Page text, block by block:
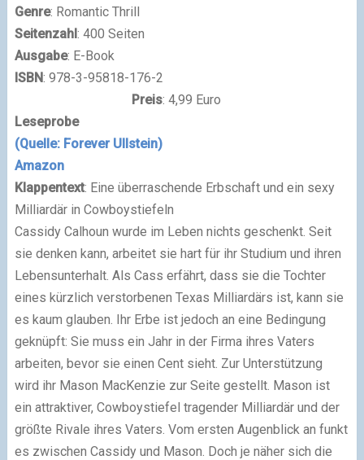
Genre: Romantic Thrill
Seitenzahl: 400 Seiten
Ausgabe: E-Book
ISBN: 978-3-95818-176-2
Preis: 4,99 Euro
Leseprobe
(Quelle: Forever Ullstein)
Amazon
Klappentext: Eine überraschende Erbschaft und ein sexy
Milliardär in Cowboystiefeln
Cassidy Calhoun wurde im Leben nichts geschenkt. Seit
sie denken kann, arbeitet sie hart für ihr Studium und ihren
Lebensunterhalt. Als Cass erfährt, dass sie die Tochter
eines kürzlich verstorbenen Texas Milliardärs ist, kann sie
es kaum glauben. Ihr Erbe ist jedoch an eine Bedingung
geknüpft: Sie muss ein Jahr in der Firma ihres Vaters
arbeiten, bevor sie einen Cent sieht. Zur Unterstützung
wird ihr Mason MacKenzie zur Seite gestellt. Mason ist
ein attraktiver, Cowboystiefel tragender Milliardär und der
größte Rivale ihres Vaters. Vom ersten Augenblick an funkt
es zwischen Cassidy und Mason. Doch je näher sich die